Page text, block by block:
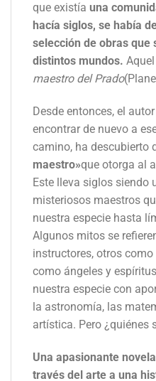
que existía una
hacía siglos, se había
selección de obras que
distintos mundos.
maestro del Prado
Desde entonces, el
encontrar de nuevo a
camino, ha descubierto
maestro»que otorga al
Este lleva siglos siendo
misteriosos maestros
nuestra especie hasta
Algunos mitos se
instructores, otros
como ángeles y espíritus
nuestra especie con
la astronomía, las
artística. Pero ¿quiénes
Una apasionante
través del arte a una